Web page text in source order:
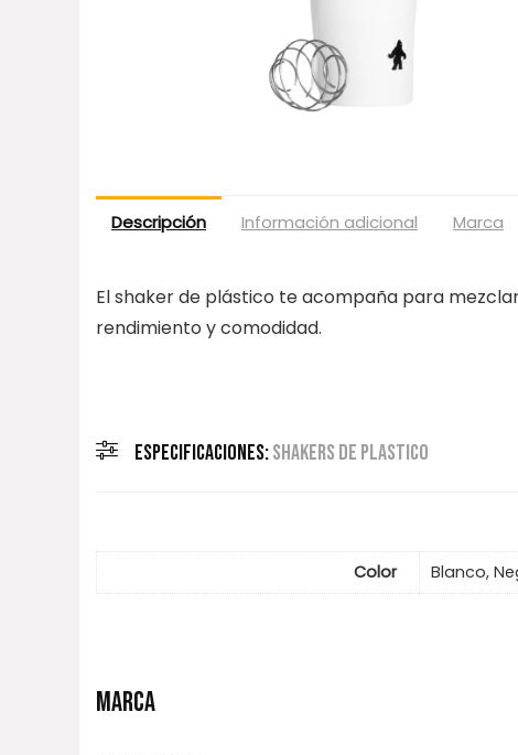
Descripción Información adicional Marca
El shaker de plástico te acompaña para
rendimiento y comodidad.
ESPECIFICACIONES:SHAKERS DE PLASTICO
Color Blanco,
MARCA